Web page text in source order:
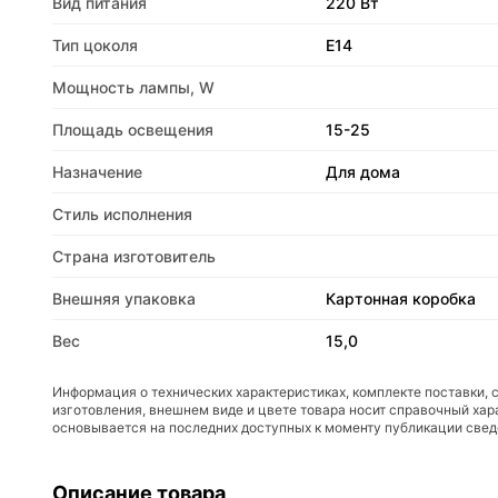
Тип цоколя E14
Мощность лампы, W
Площадь освещения 15-25
Назначение Для дома
Стиль исполнения
Страна изготовитель
Внешняя упаковка Картонная коробка
Вес 15,0
Информация о технических характеристиках, комплекте поставки,
изготовления, внешнем виде и цвете товара носит справочный
основывается на последних доступных к моменту публикации
Описание товара